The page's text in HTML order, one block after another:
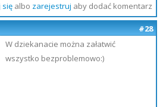
sięalbo zarejestruj aby dodać komentarz
#28
W dziekanacie można załatwić
wszystko bezproblemowo:)